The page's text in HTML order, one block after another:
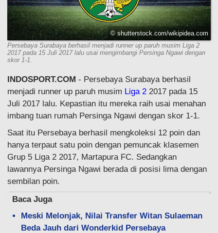
© shutterstock.com/wikipidea.com
Persebaya Surabaya berhasil menjadi runner up paruh musim Liga 2
2017 pada 15 Juli 2017 lalu usai mengimbangi Persinga Ngawi dengan
skor 1-1.
INDOSPORT.COM - Persebaya Surabaya berhasil
menjadi runner up paruh musim Liga 2 2017 pada 15
Juli 2017 lalu. Kepastian itu mereka raih usai menahan
imbang tuan rumah Persinga Ngawi dengan skor 1-1.
Saat itu Persebaya berhasil mengkoleksi 12 poin dan
hanya terpaut satu poin dengan pemuncak klasemen
Grup 5 Liga 2 2017, Martapura FC. Sedangkan
lawannya Persinga Ngawi berada di posisi lima dengan
sembilan poin.
Baca Juga
Meski Melonjak, Nilai Transfer Witan Sulaeman
Beda Jauh dari Wonderkid Persebaya